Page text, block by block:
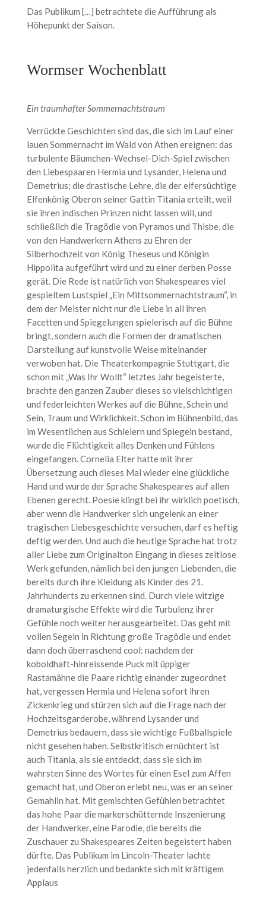
Das Publikum […] betrachtete die Aufführung als
Höhepunkt der Saison.
Wormser Wochenblatt
Ein traumhafter Sommernachtstraum
Verrückte Geschichten sind das, die sich im Lauf einer
lauen Sommernacht im Wald von Athen ereignen: das
turbulente Bäumchen-Wechsel-Dich-Spiel zwischen
den Liebespaaren Hermia und Lysander, Helena und
Demetrius; die drastische Lehre, die der eifersüchtige
Elfenkönig Oberon seiner Gattin Titania erteilt, weil
sie ihren indischen Prinzen nicht lassen will, und
schließlich die Tragödie von Pyramos und Thisbe, die
von den Handwerkern Athens zu Ehren der
Silberhochzeit von König Theseus und Königin
Hippolita aufgeführt wird und zu einer derben Posse
gerät. Die Rede ist natürlich von Shakespeares viel
gespieltem Lustspiel „Ein Mittsommernachtstraum“, in
dem der Meister nicht nur die Liebe in all ihren
Facetten und Spiegelungen spielerisch auf die Bühne
bringt, sondern auch die Formen der dramatischen
Darstellung auf kunstvolle Weise miteinander
verwoben hat. Die Theaterkompagnie Stuttgart, die
schon mit „Was Ihr Wollt“ letztes Jahr begeisterte,
brachte den ganzen Zauber dieses so vielschichtigen
und federleichten Werkes auf die Bühne, Schein und
Sein, Traum und Wirklichkeit. Schon im Bühnenbild, das
im Wesentlichen aus Schleiern und Spiegeln bestand,
wurde die Flüchtigkeit alles Denken und Fühlens
eingefangen. Cornelia Elter hatte mit ihrer
Übersetzung auch dieses Mal wieder eine glückliche
Hand und wurde der Sprache Shakespeares auf allen
Ebenen gerecht. Poesie klingt bei ihr wirklich poetisch,
aber wenn die Handwerker sich ungelenk an einer
tragischen Liebesgeschichte versuchen, darf es heftig
deftig werden. Und auch die heutige Sprache hat trotz
aller Liebe zum Originalton Eingang in dieses zeitlose
Werk gefunden, nämlich bei den jungen Liebenden, die
bereits durch ihre Kleidung als Kinder des 21.
Jahrhunderts zu erkennen sind. Durch viele witzige
dramaturgische Effekte wird die Turbulenz ihrer
Gefühle noch weiter herausgearbeitet. Das geht mit
vollen Segeln in Richtung große Tragödie und endet
dann doch überraschend cool: nachdem der
koboldhaft-hinreissende Puck mit üppiger
Rastamähne die Paare richtig einander zugeordnet
hat, vergessen Hermia und Helena sofort ihren
Zickenkrieg und stürzen sich auf die Frage nach der
Hochzeitsgarderobe, während Lysander und
Demetrius bedauern, dass sie wichtige Fußballspiele
nicht gesehen haben. Selbstkritisch ernüchtert ist
auch Titania, als sie entdeckt, dass sie sich im
wahrsten Sinne des Wortes für einen Esel zum Affen
gemacht hat, und Oberon erlebt neu, was er an seiner
Gemahlin hat. Mit gemischten Gefühlen betrachtet
das hohe Paar die markerschütternde Inszenierung
der Handwerker, eine Parodie, die bereits die
Zuschauer zu Shakespeares Zeiten begeistert haben
dürfte. Das Publikum im Lincoln-Theater lachte
jedenfalls herzlich und bedankte sich mit kräftigem
Applaus